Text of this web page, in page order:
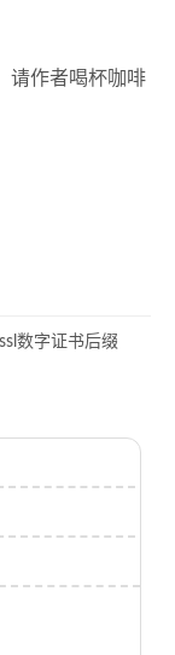
请作者喝杯咖啡
ssl数字证书后缀